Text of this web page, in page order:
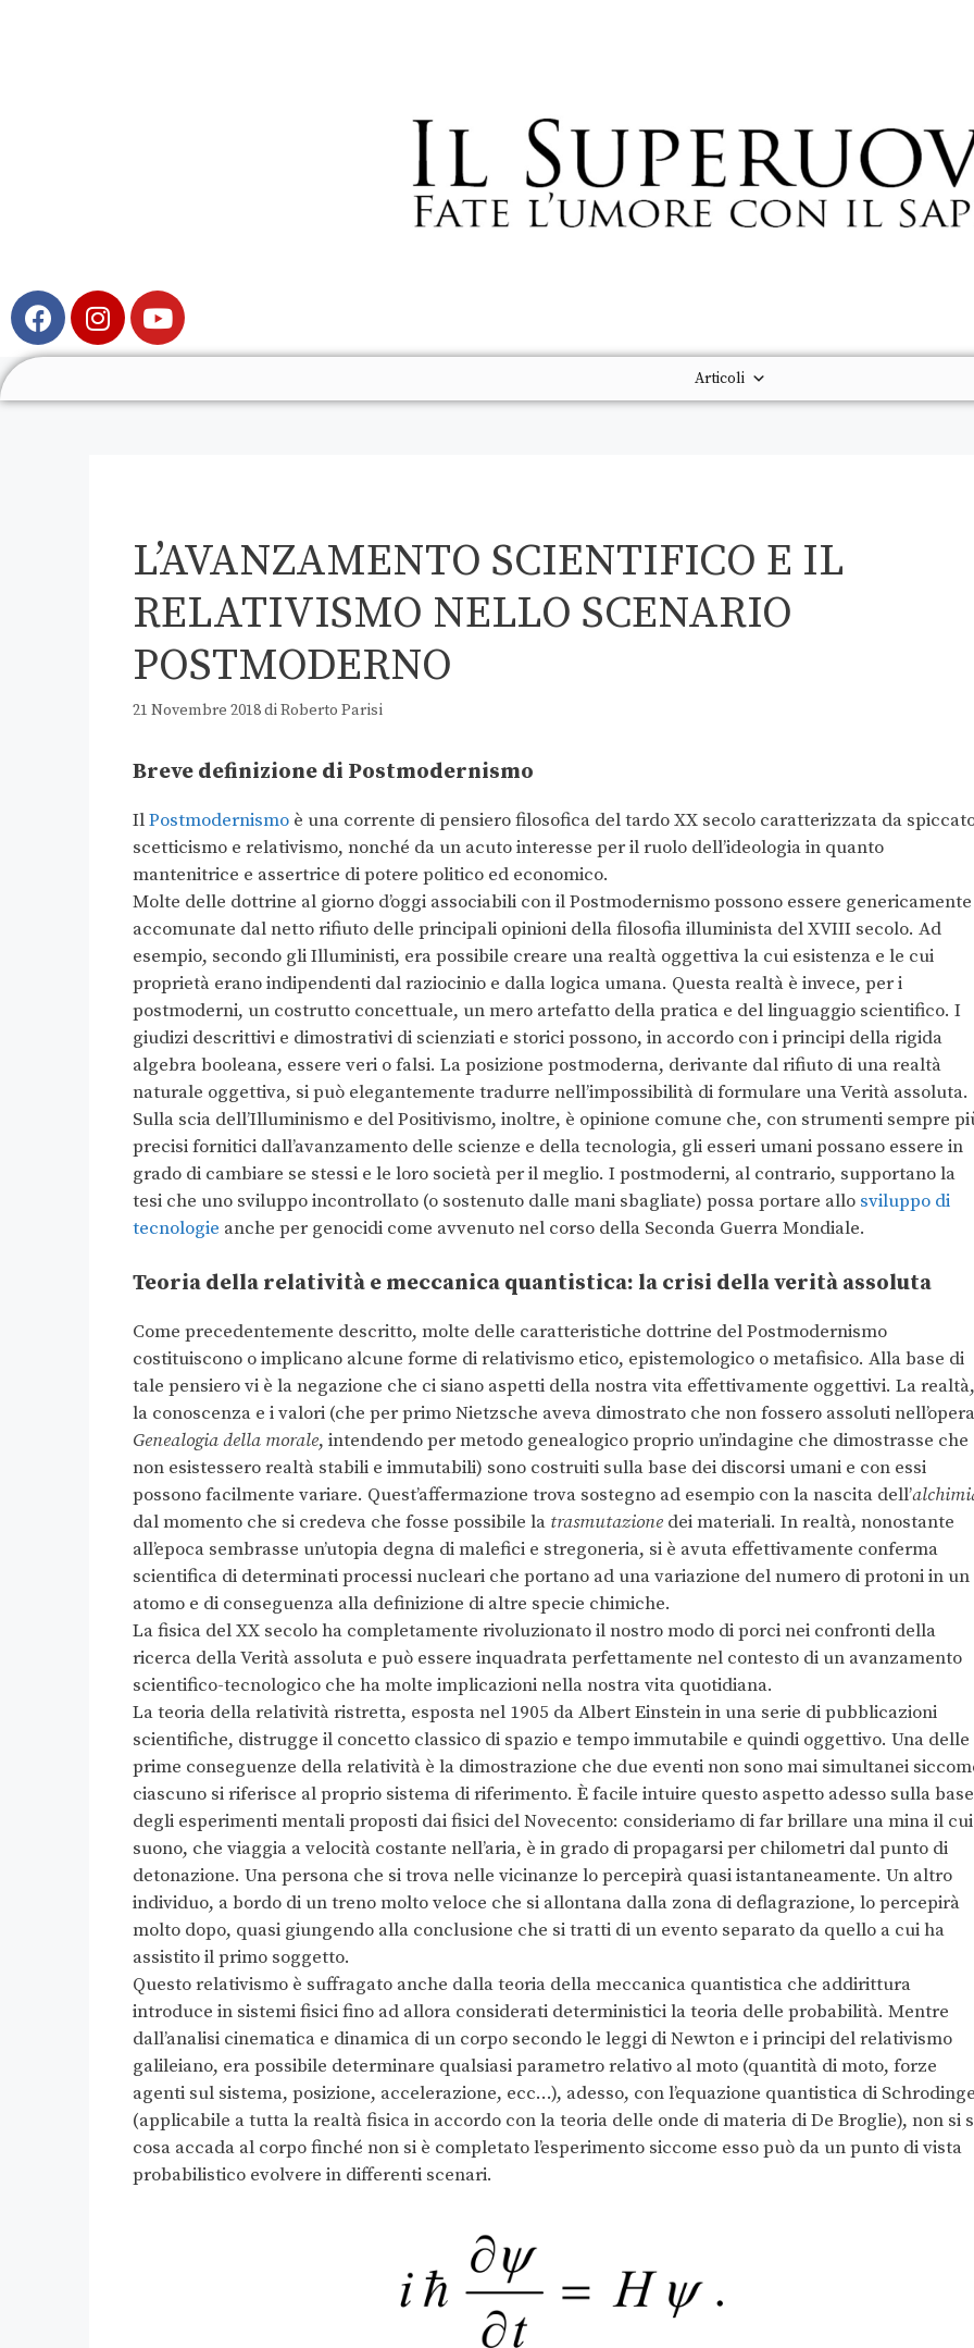
Articoli
L’AVANZAMENTO SCIENTIFICO E IL
RELATIVISMO NELLO SCENARIO
POSTMODERNO
21 Novembre 2018diRoberto Parisi
Breve definizione di Postmodernismo
IlPostmodernismo è una corrente di pensiero filosofica del tardo XX secolo caratterizzata da
scetticismo e relativismo, nonché da un acuto interesse per il ruolo dell’ideologia in quanto
mantenitrice e assertrice di potere politico ed economico.
Molte delle dottrine al giorno d’oggi associabili con il Postmodernismo possono essere genericamente
accomunate dal netto rifiuto delle principali opinioni della filosofia illuminista del XVIII secolo. Ad
esempio, secondo gli Illuministi, era possibile creare una realtà oggettiva la cui esistenza e le cui
proprietà erano indipendenti dal raziocinio e dalla logica umana. Questa realtà è invece, per i
postmoderni, un costrutto concettuale, un mero artefatto della pratica e del linguaggio scientifico. I
giudizi descrittivi e dimostrativi di scienziati e storici possono, in accordo con i principi della rigida
algebra booleana, essere veri o falsi. La posizione postmoderna, derivante dal rifiuto di una realtà
naturale oggettiva, si può elegantemente tradurre nell’impossibilità di formulare una Verità assoluta.
Sulla scia dell’Illuminismo e del Positivismo, inoltre, è opinione comune che, con strumenti sempre
precisi fornitici dall’avanzamento delle scienze e della tecnologia, gli esseri umani possano essere in
grado di cambiare se stessi e le loro società per il meglio. I postmoderni, al contrario, supportano la
tesi che uno sviluppo incontrollato (o sostenuto dalle mani sbagliate) possa portare allo sviluppo di
tecnologie anche per genocidi come avvenuto nel corso della Seconda Guerra Mondiale.
Teoria della relatività e meccanica quantistica: la crisi della verità assoluta
Come precedentemente descritto, molte delle caratteristiche dottrine del Postmodernismo
costituiscono o implicano alcune forme di relativismo etico, epistemologico o metafisico. Alla base di
tale pensiero vi è la negazione che ci siano aspetti della nostra vita effettivamente oggettivi. La realtà,
la conoscenza e i valori (che per primo Nietzsche aveva dimostrato che non fossero assoluti nell’opera
Genealogia della morale, intendendo per metodo genealogico proprio un’indagine che dimostrasse che
non esistessero realtà stabili e immutabili) sono costruiti sulla base dei discorsi umani e con essi
possono facilmente variare. Quest’affermazione trova sostegno ad esempio con la nascita dell’
dal momento che si credeva che fosse possibile la trasmutazione dei materiali. In realtà, nonostante
all’epoca sembrasse un’utopia degna di malefici e stregoneria, si è avuta effettivamente conferma
scientifica di determinati processi nucleari che portano ad una variazione del numero di protoni in un
atomo e di conseguenza alla definizione di altre specie chimiche.
La fisica del XX secolo ha completamente rivoluzionato il nostro modo di porci nei confronti della
ricerca della Verità assoluta e può essere inquadrata perfettamente nel contesto di un avanzamento
scientifico-tecnologico che ha molte implicazioni nella nostra vita quotidiana.
La teoria della relatività ristretta, esposta nel 1905 da Albert Einstein in una serie di pubblicazioni
scientifiche, distrugge il concetto classico di spazio e tempo immutabile e quindi oggettivo. Una delle
prime conseguenze della relatività è la dimostrazione che due eventi non sono mai simultanei
ciascuno si riferisce al proprio sistema di riferimento. È facile intuire questo aspetto adesso sulla base
degli esperimenti mentali proposti dai fisici del Novecento: consideriamo di far brillare una mina il cui
suono, che viaggia a velocità costante nell’aria, è in grado di propagarsi per chilometri dal punto di
detonazione. Una persona che si trova nelle vicinanze lo percepirà quasi istantaneamente. Un altro
individuo, a bordo di un treno molto veloce che si allontana dalla zona di deflagrazione, lo percepirà
molto dopo, quasi giungendo alla conclusione che si tratti di un evento separato da quello a cui ha
assistito il primo soggetto.
Questo relativismo è suffragato anche dalla teoria della meccanica quantistica che addirittura
introduce in sistemi fisici fino ad allora considerati deterministici la teoria delle probabilità. Mentre
dall’analisi cinematica e dinamica di un corpo secondo le leggi di Newton e i principi del relativismo
galileiano, era possibile determinare qualsiasi parametro relativo al moto (quantità di moto, forze
agenti sul sistema, posizione, accelerazione, ecc…), adesso, con l’equazione quantistica di
(applicabile a tutta la realtà fisica in accordo con la teoria delle onde di materia di De Broglie), non si
cosa accada al corpo finché non si è completato l’esperimento siccome esso può da un punto di vista
probabilistico evolvere in differenti scenari.